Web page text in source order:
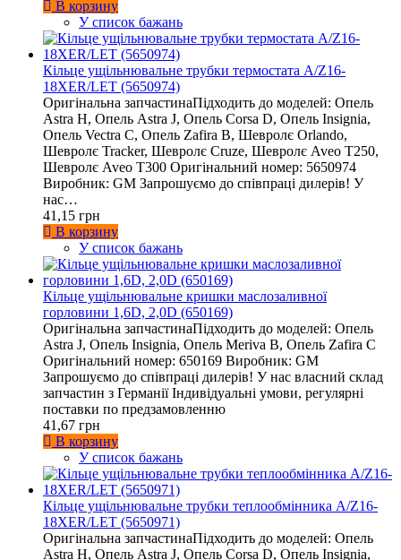
В корзину
У список бажань
Кільце ущільнювальне трубки термостата A/Z16-
18XER/LET (5650974)
Оригінальна запчастинаПідходить до моделей: Опель
Astra H, Опель Astra J, Опель Corsa D, Опель Insignia,
Опель Vectra C, Опель Zafira B, Шевролє Orlando,
Шевролє Tracker, Шевролє Cruze, Шевролє Aveo T250,
Шевролє Aveo T300 Оригінальний номер: 5650974
Виробник: GM Запрошуємо до співпраці дилерів! У
нас…
41,15 грн
В корзину
У список бажань
Кільце ущільнювальне кришки маслозаливної
горловини 1,6D, 2,0D (650169)
Оригінальна запчастинаПідходить до моделей: Опель
Astra J, Опель Insignia, Опель Meriva B, Опель Zafira C
Оригінальний номер: 650169 Виробник: GM
Запрошуємо до співпраці дилерів! У нас власний склад
запчастин з Германії Індивідуальні умови, регулярні
поставки по предзамовленню
41,67 грн
В корзину
У список бажань
Кільце ущільнювальне трубки теплообмінника A/Z16-
18XER/LET (5650971)
Оригінальна запчастинаПідходить до моделей: Опель
Astra H, Опель Astra J, Опель Corsa D, Опель Insignia,